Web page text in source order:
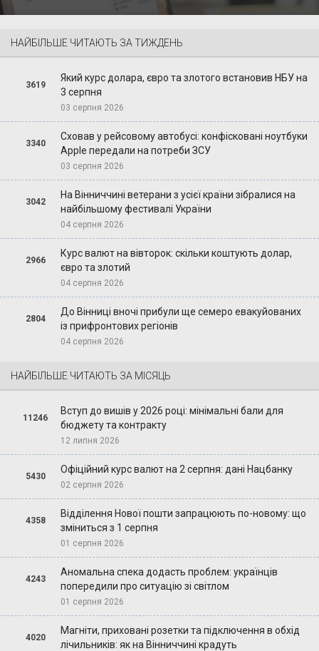
НАЙБІЛЬШЕ ЧИТАЮТЬ ЗА ТИЖДЕНЬ
3619
Який курс долара, євро та злотого встановив НБУ на
3 серпня
03 серпня 2026
3340
Сховав у рейсовому автобусі: конфісковані ноутбуки
Apple передали на потреби ЗСУ
03 серпня 2026
3042
На Вінниччині ветерани з усієї країни зібралися на
найбільшому фестивалі України
04 серпня 2026
2966
Курс валют на вівторок: скільки коштують долар,
євро та злотий
04 серпня 2026
2804
До Вінниці вночі прибули ще семеро евакуйованих
із прифронтових регіонів
04 серпня 2026
НАЙБІЛЬШЕ ЧИТАЮТЬ ЗА МІСЯЦЬ
11246
Вступ до вишів у 2026 році: мінімальні бали для
бюджету та контракту
12 липня 2026
5430
Офіційний курс валют на 2 серпня: дані Нацбанку
02 серпня 2026
4358
Відділення Нової пошти запрацюють по-новому: що
зміниться з 1 серпня
01 серпня 2026
4243
Аномальна спека додасть проблем: українців
попередили про ситуацію зі світлом
01 серпня 2026
4020
Магніти, приховані розетки та підключення в обхід
лічильників: як на Вінниччині крадуть